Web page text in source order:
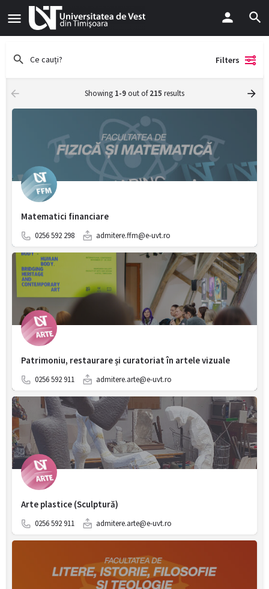
Filters
Showing 1-9out of215 results
Matematici financiare
0256 592 298 admitere.ffm@e-uvt.ro
Patrimoniu, restaurare și curatoriat în artele vizuale
0256 592 911 admitere.arte@e-uvt.ro
Arte plastice (Sculptură)
0256 592 911 admitere.arte@e-uvt.ro